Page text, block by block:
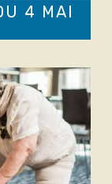
4 MAI